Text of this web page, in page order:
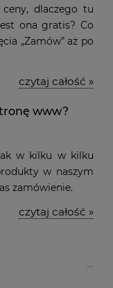
dlaczego tu
ona gratis? Co
„Zamów” aż po
czytaj całość »
www?
w kilku w kilku
w naszym
zamówienie.
czytaj całość »